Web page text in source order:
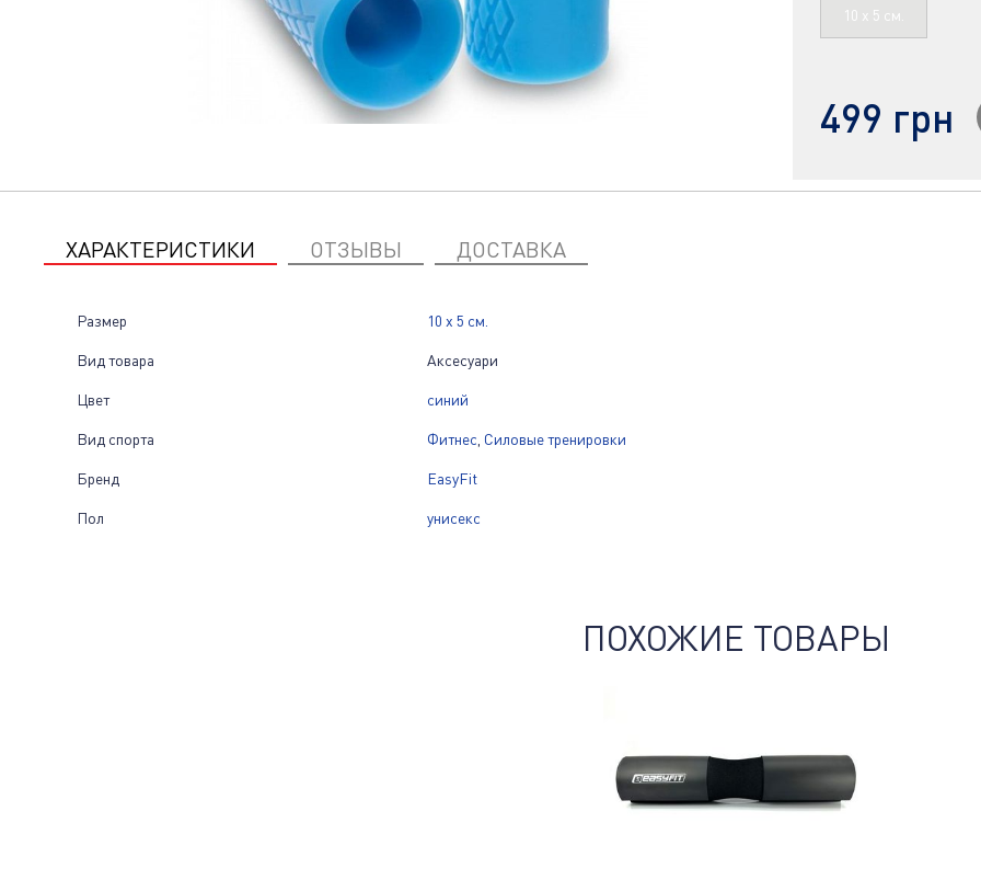
10 х 5 см.
499 грн
ХАРАКТЕРИСТИКИ ОТЗЫВЫ ДОСТАВКА
Размер 10 х 5 см.
Вид товара Аксесуари
Цвет синий
Вид спорта Фитнес Силовые тренировки
Бренд EasyFit
Пол унисекс
ПОХОЖИЕ ТОВАРЫ